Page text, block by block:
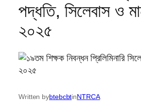
পদ্ধতি, সিলেবাস ও
২০২৫
Written bybtebcbtinNTRCA